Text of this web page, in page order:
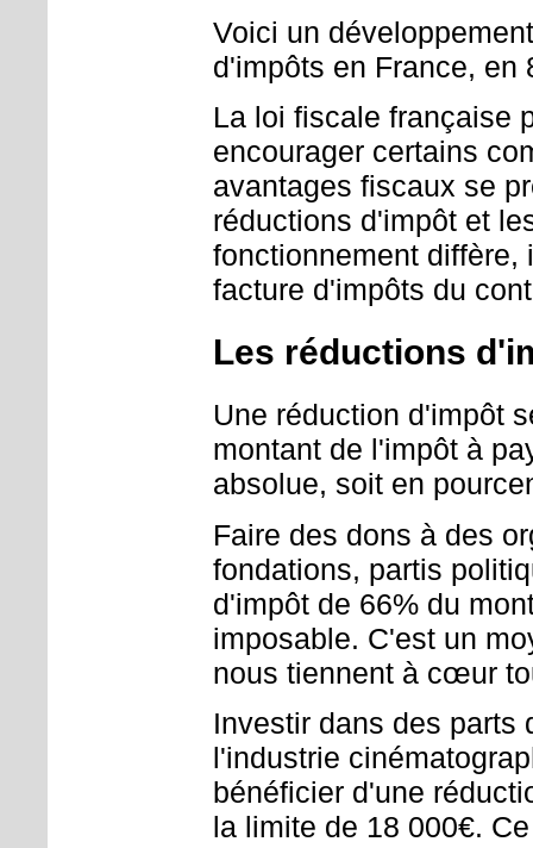
Voici un
d'impôts en France, en
La loi fiscale française
encourager certains
avantages fiscaux se
réductions d'impôt et
fonctionnement diffère,
facture d'impôts du
Les réductions
Une réduction d'impôt
montant de l'impôt à
absolue, soit en
Faire des dons à des
fondations, partis
d'impôt de 66% du
imposable. C'est un
nous tiennent à cœur
Investir dans des parts
l'industrie
bénéficier d'une
la limite de 18 000€.